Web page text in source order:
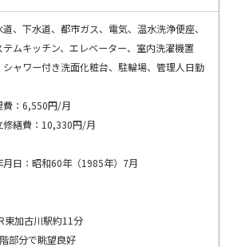
道、下水道、都市ガス、電気、温水洗浄便座、
テムキッチン、エレベーター、室内洗濯機置
シャワー付き洗面化粧台、駐輪場、管理人日勤
費：6,550円/月
修繕費：10,330円/月
月日：昭和60年（1985年）7月
東加古川駅約11分
部分で眺望良好